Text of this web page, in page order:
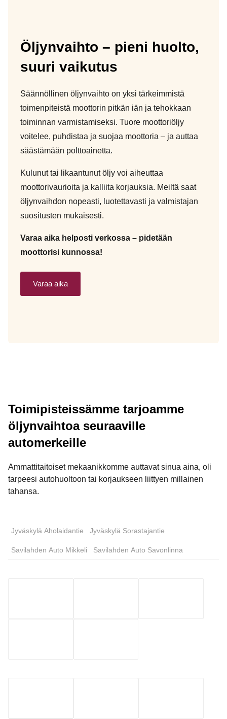
Öljynvaihto – pieni huolto,
suuri vaikutus
Säännöllinen öljynvaihto on yksi tärkeimmistä
toimenpiteistä moottorin pitkän iän ja tehokkaan
toiminnan varmistamiseksi. Tuore moottoriöljy
voitelee, puhdistaa ja suojaa moottoria – ja auttaa
säästämään polttoainetta.
Kulunut tai likaantunut öljy voi aiheuttaa
moottorivaurioita ja kalliita korjauksia. Meiltä saat
öljynvaihdon nopeasti, luotettavasti ja valmistajan
suositusten mukaisesti.
Varaa aika helposti verkossa – pidetään
moottorisi kunnossa!
Varaa aika
Toimipisteissämme tarjoamme
öljynvaihtoa seuraaville
automerkeille
Ammattitaitoiset mekaanikkomme auttavat sinua aina, oli
tarpeesi autohuoltoon tai korjaukseen liittyen millainen
tahansa.
Jyväskylä Aholaidantie Jyväskylä Sorastajantie
Savilahden Auto Mikkeli Savilahden Auto Savonlinna